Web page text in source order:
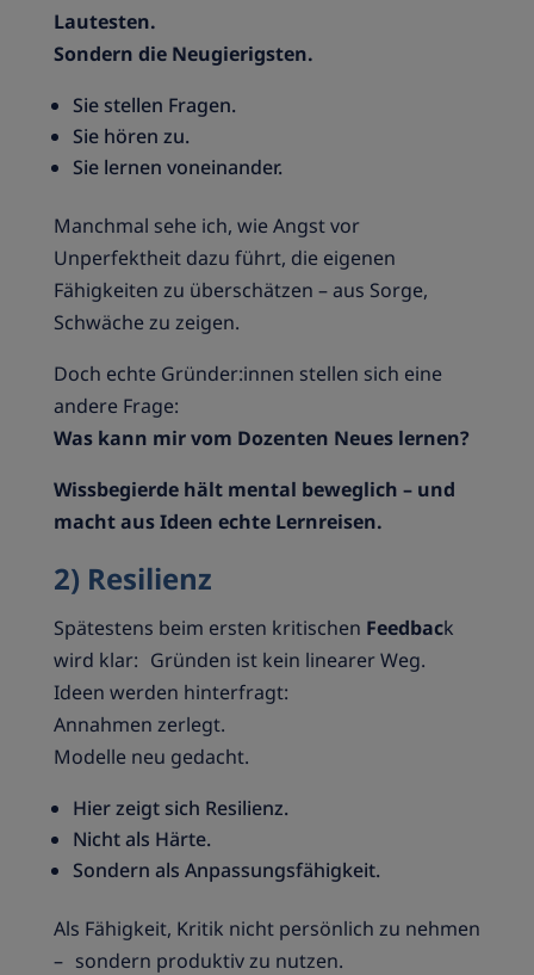
Lautesten.
Sondern die Neugierigsten.
Sie stellen Fragen.
Sie hören zu.
Sie lernen voneinander.
Manchmal sehe ich, wie Angst vor
Unperfektheit dazu führt, die eigenen
Fähigkeiten zu überschätzen – aus Sorge,
Schwäche zu zeigen.
Doch echte Gründer:innen stellen sich eine
andere Frage:
Was kann mir vom Dozenten Neues lernen?
Wissbegierde hält mental beweglich – und
macht aus Ideen echte Lernreisen.
2) Resilienz
Spätestens beim ersten kritischen Feedback
wird klar: Gründen ist kein linearer Weg.
Ideen werden hinterfragt:
Annahmen zerlegt.
Modelle neu gedacht.
Hier zeigt sich Resilienz.
Nicht als Härte.
Sondern als Anpassungsfähigkeit.
Als Fähigkeit, Kritik nicht persönlich zu nehmen
– sondern produktiv zu nutzen.